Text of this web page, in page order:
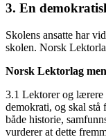
3. En
Skolens ansatte har
skolen. Norsk
Norsk Lektorlag
3.1 Lektorer og lærere
demokrati, og skal
både historie,
vurderer at dette